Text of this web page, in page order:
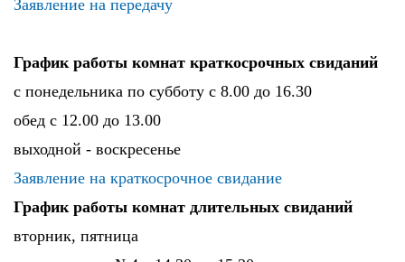
Заявление на передачу
График работы комнат краткосрочных свиданий
с понедельника по субботу с 8.00 до 16.30
обед с 12.00 до 13.00
выходной - воскресенье
Заявление на краткосрочное свидание
График работы комнат длительных свиданий
вторник, пятница